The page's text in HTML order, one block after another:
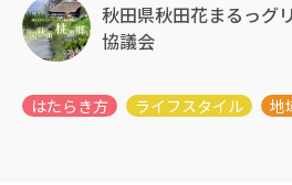
秋田県秋田花まるっグ
協議会